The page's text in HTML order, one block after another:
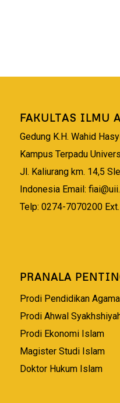
FAKULTAS ILMU
Gedung K.H. Wahid
Kampus Terpadu
Jl. Kaliurang km. 14,5
Indonesia Email:
Telp: 0274-7070200
PRANALA
Prodi Pendidikan
Prodi Ahwal
Prodi Ekonomi Islam
Magister Studi Islam
Doktor Hukum Islam